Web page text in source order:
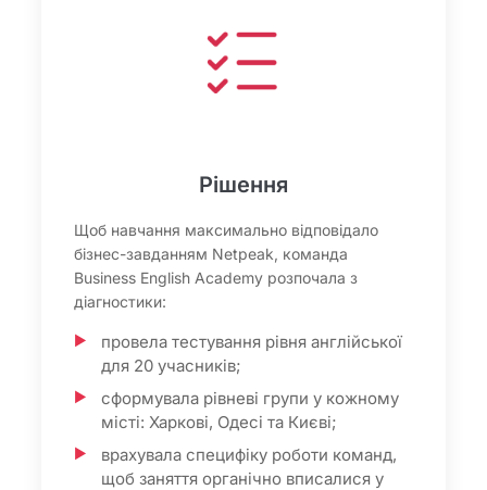
Рішення
Щоб навчання максимально відповідало
бізнес-завданням Netpeak, команда
Business English Academy розпочала з
діагностики:
провела тестування рівня англійської
для 20 учасників;
сформувала рівневі групи у кожному
місті: Харкові, Одесі та Києві;
врахувала специфіку роботи команд,
щоб заняття органічно вписалися у